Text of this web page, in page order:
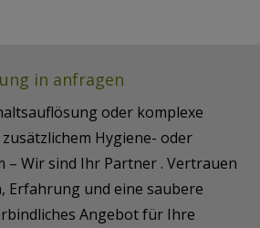
in anfragen
oder komplexe
Hygiene- oder
– Wir sind Ihr Partner . Vertrauen
Erfahrung und eine saubere
Angebot für Ihre